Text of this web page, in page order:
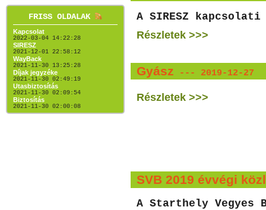
FRISS OLDALAK
Kapcsolat
2022-03-04 14:22:28
SIRESZ
2021-12-01 22:58:12
WayBack
2021-11-30 13:25:28
Díjak jegyzéke
2021-11-30 02:49:19
Utasbiztosítás
2021-11-30 02:09:54
Biztosítás
2021-11-30 02:00:08
A SIRESZ
Részletek >>>
Gyász --- 2019-12-27
Részletek >>>
SVB 2019 évvégi
A Starthely Vegyes